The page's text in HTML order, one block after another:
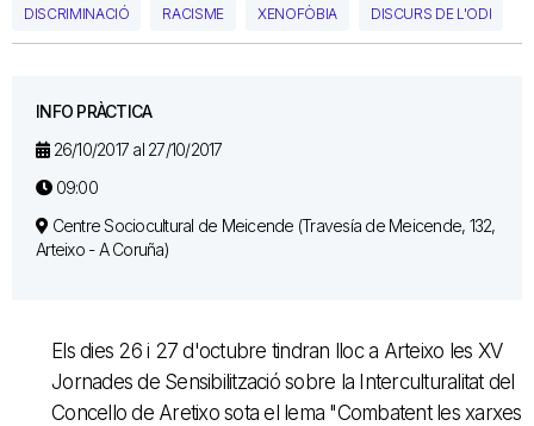
DISCRIMINACIÓ RACISME XENOFÒBIA DISCURS DE L'ODI
INFO PRÀCTICA
26/10/2017 al 27/10/2017
09:00
Centre Sociocultural de Meicende (Travesía de Meicende, 132,
Arteixo - A Coruña)
Els dies 26 i 27 d'octubre tindran lloc a Arteixo les XV
Jornades de Sensibilització sobre la Interculturalitat del
Concello de Aretixo sota el lema "Combatent les xarxes